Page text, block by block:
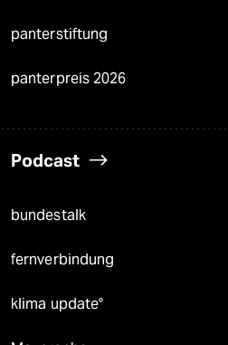
panterstiftung
panterpreis 2026
Podcast
bundestalk
fernverbindung
klima update°